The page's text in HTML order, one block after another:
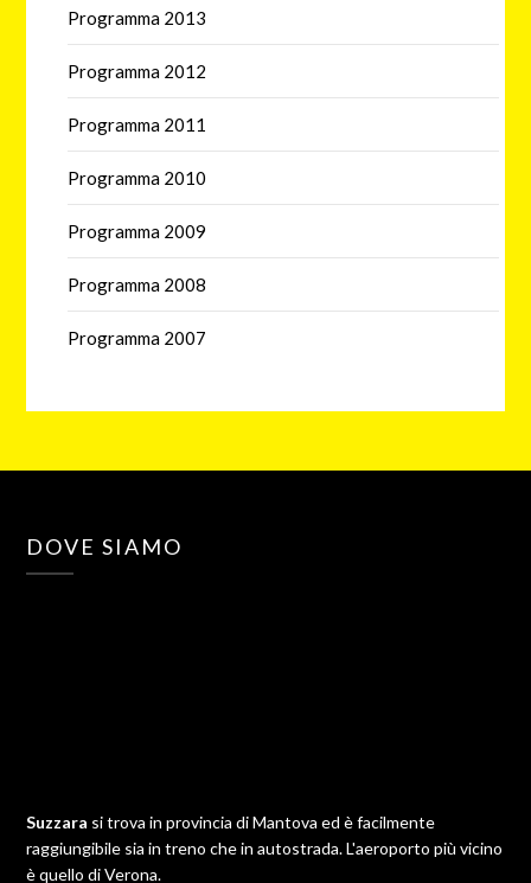
Programma 2013
Programma 2012
Programma 2011
Programma 2010
Programma 2009
Programma 2008
Programma 2007
DOVE SIAMO
Suzzara si trova in provincia di Mantova ed è facilmente
raggiungibile sia in treno che in autostrada. L'aeroporto più vicino
è quello di Verona.